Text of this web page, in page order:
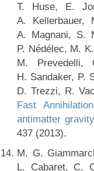
T. Huse, E.
A. Kellerbauer,
A. Magnani, S.
P. Nédélec, M.
M. Prevedelli,
H. Sandaker, P.
D. Trezzi, R.
Fast
antimatter
437 (2013).
M. G.
L. Cabaret, C.